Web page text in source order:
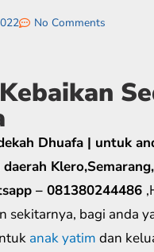
No Comments
Dhuafa | untuk
– 081380244486
sekitarnya, bagi anda
anak yatim dan